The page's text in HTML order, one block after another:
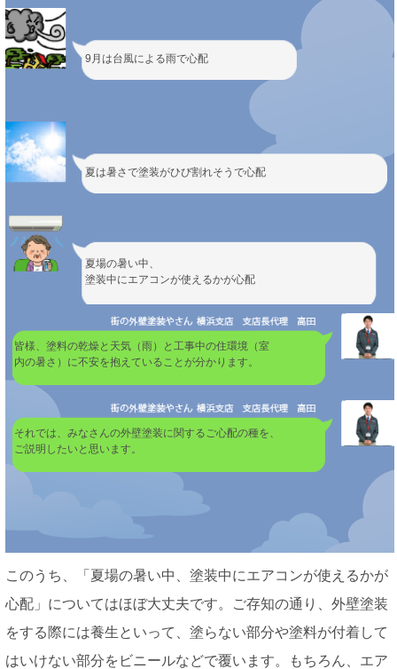
9月は台風による雨で心配
夏は暑さで塗装がひび割れそうで心配
夏場の暑い中、
塗装中にエアコンが使えるかが心配
皆様、塗料の乾燥と天気（雨）と工事中の住環境（室
内の暑さ）に不安を抱えていることが分かります。
それでは、みなさんの外壁塗装に関するご心配の種を、
ご説明したいと思います。
このうち、「夏場の暑い中、塗装中にエアコンが使えるかが
心配」についてはほぼ大丈夫です。ご存知の通り、外壁塗装
をする際には養生といって、塗らない部分や塗料が付着して
はいけない部分をビニールなどで覆います。もちろん、エア